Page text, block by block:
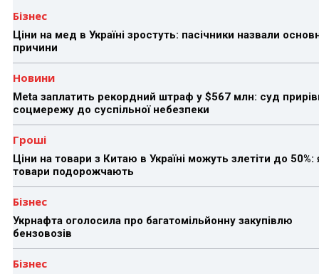
Бізнес
Ціни на мед в Україні зростуть: пасічники назвали
причини
Новини
Meta заплатить рекордний штраф у $567 млн: суд
соцмережу до суспільної небезпеки
Гроші
Ціни на товари з Китаю в Україні можуть злетіти до 50%:
товари подорожчають
Бізнес
Укрнафта оголосила про багатомільйонну закупівлю
бензовозів
Бізнес